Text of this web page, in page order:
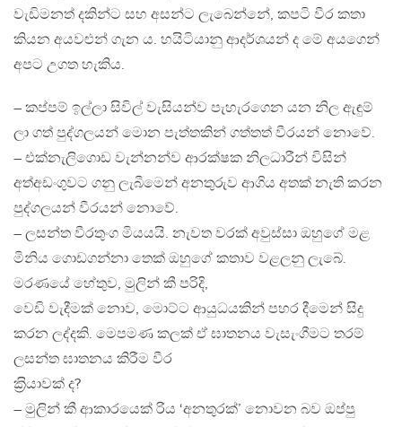
වැඩිමනත් දකින්ට සහ අසන්ට ලැබෙන්නේ, කපටි වීර කතා
කියන අයවළුන් ගැන ය. හයිටියානු ආදර්ශයන් ද මේ අයගෙන්
අපට උගත හැකිය.
– කප්පම් ඉල්ලා සිවිල් වැසියන්ව පැහැරගෙන යන නිල ඇඳුම්
ලා ගත් පුද්ගලයන් මොන පැත්තකින් ගත්තත් වීරයන් නොවේ.
– එක්නැලිගොඩ වැන්නන්ව ආරක්ෂක නිලධාරීන් විසින්
අත්අඩංගුවට ගනු ලැබීමෙන් අනතුරුව ආගිය අතක් නැති කරන
පුද්ගලයන් වීරයන් නොවේ.
– ලසන්ත වීරතුංග මියයයි. නැවත වරක් අවුස්සා ඔහුගේ මළ
මිනිය ගොඩගන්නා තෙක් ඔහුගේ කතාව වළලනු ලැබේ.
මරණයේ හේතුව, මුලින් කී පරිදි,
වෙඩි වැදීමක් නොව, මොට්ට ආයුධයකින් පහර දීමෙන් සිදු
කරන ලද්දකි. මෙපමණ කලක් ඒ ඝාතනය වැසැංගීමට තරම්
ලසන්ත ඝාතනය කිරීම වීර
ක‍්‍රියාවක් ද?
– මුලින් කී ආකාරයෙක් රිය ‘අනතුරක්’ නොවන බව ඔප්පු